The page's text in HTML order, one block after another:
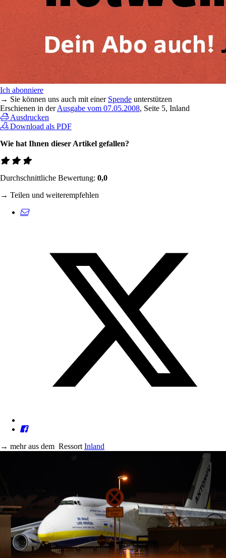
Ich abonniere
→ Sie können uns auch mit einer Spende unterstützen
Erschienen in derAusgabe vom 07.05.2008, Seite 5, Inland
Ausdrucken
Download als PDF
Wie hat Ihnen dieser Artikel gefallen?
Durchschnittliche Bewertung: 0,0
→ Teilen und weiterempfehlen
→ mehr aus dem Ressort Inland